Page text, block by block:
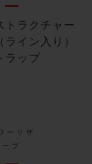
トラクチャー
ライン入り）
ラップ
ーリザ
ーブ